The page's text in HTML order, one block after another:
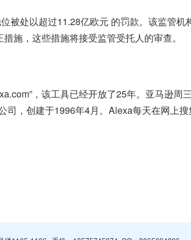
被处以超过11.28亿欧元 的罚款。该监管机
施，这些措施将接受监管受托人的审查。
，该工具已经开放了25年。亚马逊周
，创建于1996年4月。Alexa每天在网上